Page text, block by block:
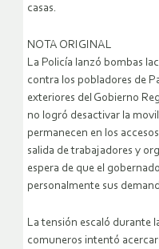
casas.
NOTA ORIGINAL
La Policía lanzó bombas
contra los pobladores de
exteriores del Gobierno
no logró desactivar la
permanecen en los
salida de trabajadores y
espera de que el
personalmente sus
La tensión escaló durante
comuneros intentó